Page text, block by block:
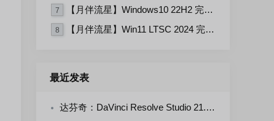
7 【月伴流星】Windows10 22H2 完整+适量精简多合一安装版2026.08
8 【月伴流星】Win11 LTSC 2024 完整+适量精简多合一安装版2026.08
最近发表
达芬奇：DaVinci Resolve Studio 21.0.4.5--KpoJIuK 多语言直装版